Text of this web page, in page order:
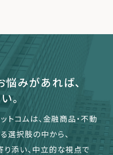
みがあれば、
。
トコムは、金融商品・不動
選択肢の中から、
添い、中立的な視点で